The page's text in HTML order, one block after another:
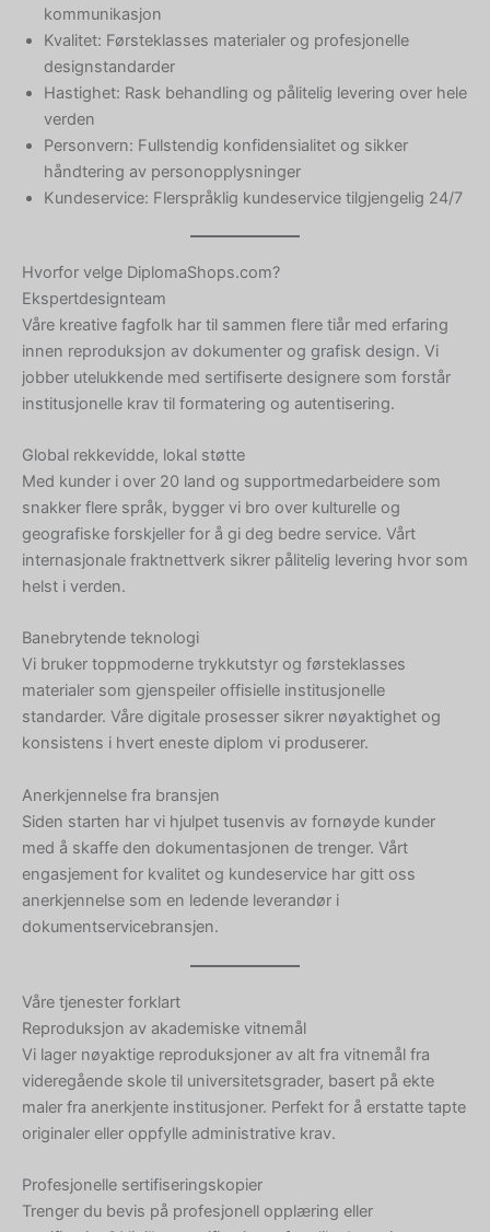
kommunikasjon
Kvalitet: Førsteklasses materialer og profesjonelle
designstandarder
Hastighet: Rask behandling og pålitelig levering over hele
verden
Personvern: Fullstendig konfidensialitet og sikker
håndtering av personopplysninger
Kundeservice: Flerspråklig kundeservice tilgjengelig 24/7
Hvorfor velge DiplomaShops.com?
Ekspertdesignteam
Våre kreative fagfolk har til sammen flere tiår med erfaring
innen reproduksjon av dokumenter og grafisk design. Vi
jobber utelukkende med sertifiserte designere som forstår
institusjonelle krav til formatering og autentisering.
Global rekkevidde, lokal støtte
Med kunder i over 20 land og supportmedarbeidere som
snakker flere språk, bygger vi bro over kulturelle og
geografiske forskjeller for å gi deg bedre service. Vårt
internasjonale fraktnettverk sikrer pålitelig levering hvor som
helst i verden.
Banebrytende teknologi
Vi bruker toppmoderne trykkutstyr og førsteklasses
materialer som gjenspeiler offisielle institusjonelle
standarder. Våre digitale prosesser sikrer nøyaktighet og
konsistens i hvert eneste diplom vi produserer.
Anerkjennelse fra bransjen
Siden starten har vi hjulpet tusenvis av fornøyde kunder
med å skaffe den dokumentasjonen de trenger. Vårt
engasjement for kvalitet og kundeservice har gitt oss
anerkjennelse som en ledende leverandør i
dokumentservicebransjen.
Våre tjenester forklart
Reproduksjon av akademiske vitnemål
Vi lager nøyaktige reproduksjoner av alt fra vitnemål fra
videregående skole til universitetsgrader, basert på ekte
maler fra anerkjente institusjoner. Perfekt for å erstatte tapte
originaler eller oppfylle administrative krav.
Profesjonelle sertifiseringskopier
Trenger du bevis på profesjonell opplæring eller